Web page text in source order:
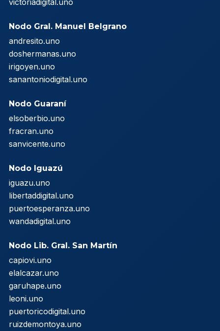
Nodo Gral. Manuel Belgrano
andresito.uno
doshermanas.uno
irigoyen.uno
sanantoniodigital.uno
Nodo Guaraní
elsoberbio.uno
fracran.uno
sanvicente.uno
Nodo Iguazú
iguazu.uno
libertaddigital.uno
puertoesperanza.uno
wandadigital.uno
Nodo Lib. Gral. San Martín
capiovi.uno
elalcazar.uno
garuhape.uno
leoni.uno
puertoricodigital.uno
ruizdemontoya.uno